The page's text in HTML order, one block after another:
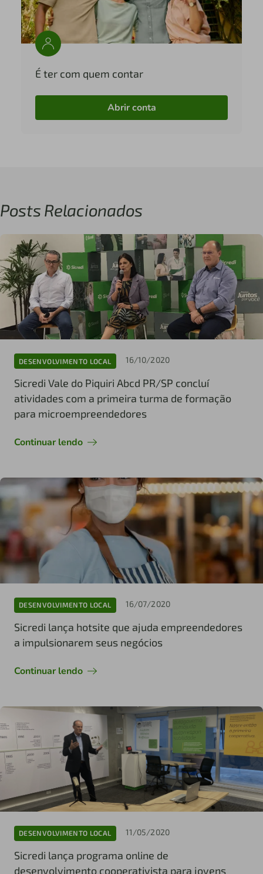
É ter com quem contar
Abrir conta
Posts Relacionados
DESENVOLVIMENTO LOCAL 16/10/2020
Sicredi Vale do Piquiri Abcd PR/SP concluí
atividades com a primeira turma de formação
para microempreendedores
Continuar lendo
DESENVOLVIMENTO LOCAL 16/07/2020
Sicredi lança hotsite que ajuda empreendedores
a impulsionarem seus negócios
Continuar lendo
DESENVOLVIMENTO LOCAL 11/05/2020
Sicredi lança programa online de
desenvolvimento cooperativista para jovens